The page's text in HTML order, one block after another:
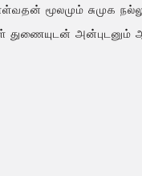
மூலமும் சுமுக
துணையுடன்